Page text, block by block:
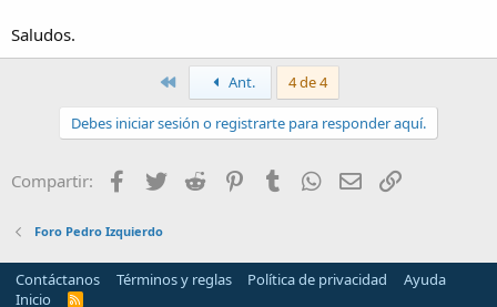
Saludos.
PrimeroAnt. 4 de 4
Debes iniciar sesión o registrarte para responder aquí.
Compartir: Facebook
Twitter Reddit PinterestTumblrWhatsApp
Email
Foro Pedro Izquierdo
Contáctanos Términos y reglas Política de privacidad
Ayuda
Inicio
R